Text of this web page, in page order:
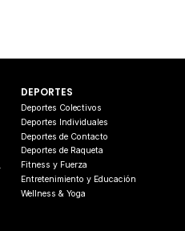
DEPORTES
Deportes Colectivos
Deportes Individuales
Deportes de Contacto
Deportes de Raqueta
Fitness y Fuerza
Entretenimiento y Educación
Wellness & Yoga